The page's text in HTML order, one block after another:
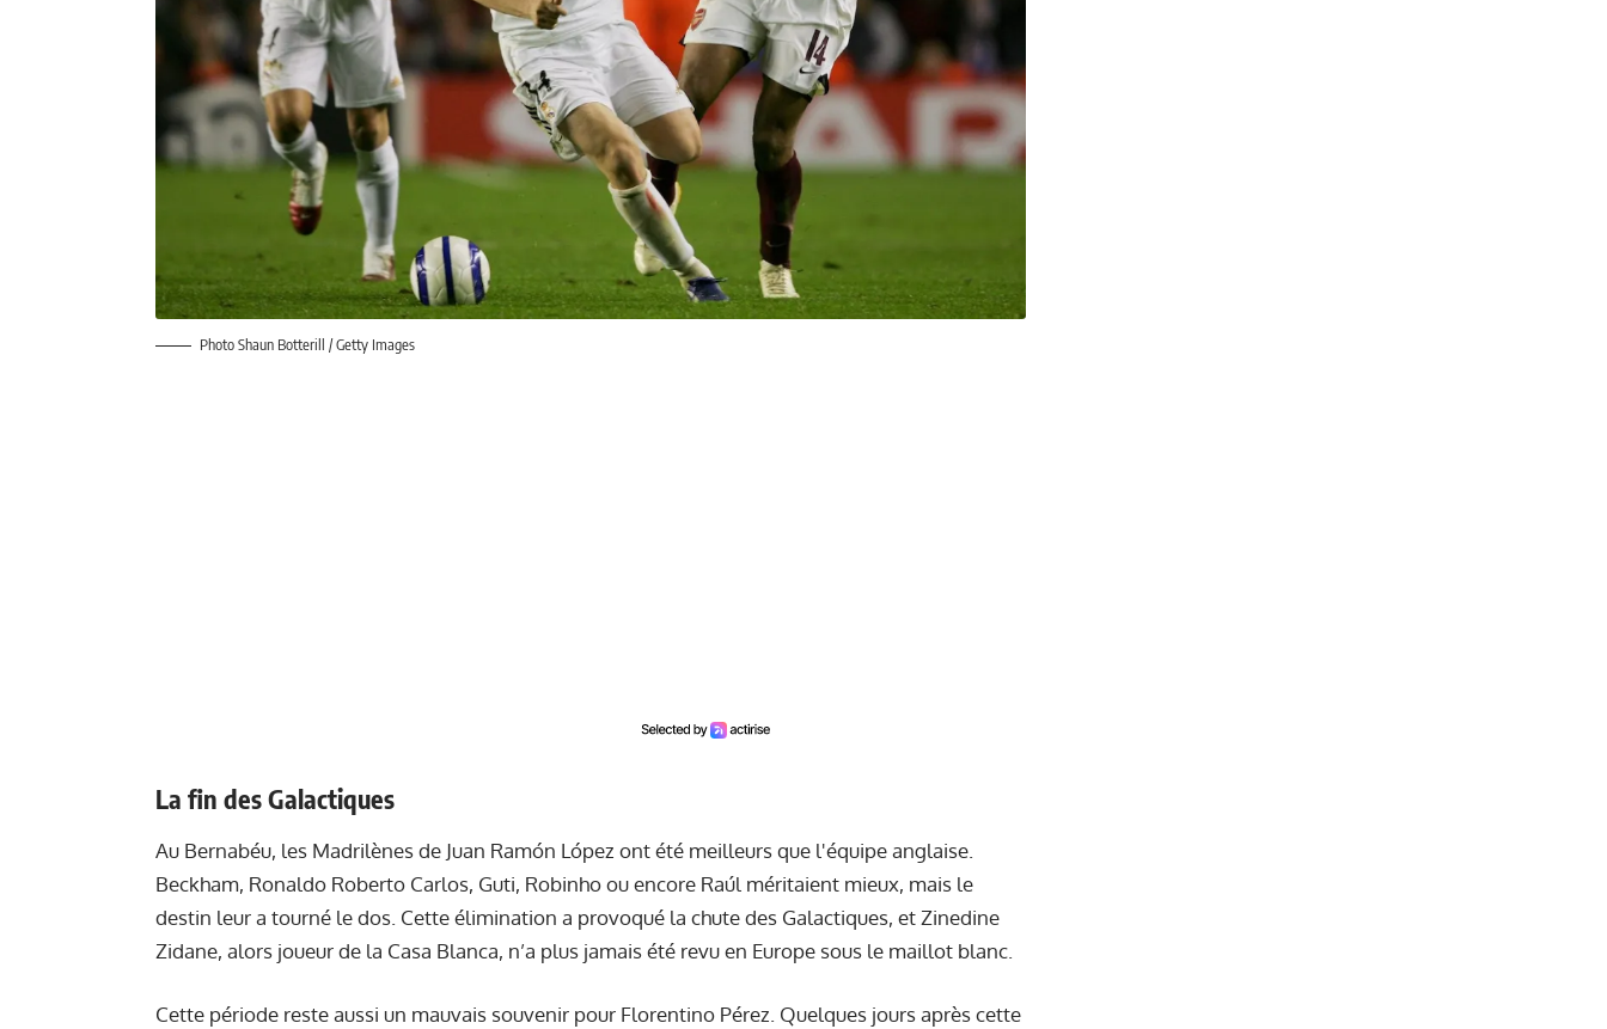
Photo Shaun Botterill / Getty Images
La fin des Galactiques
Au Bernabéu, les Madrilènes de Juan Ramón López ont été meilleurs que l'équipe anglaise.
Beckham, Ronaldo Roberto Carlos, Guti, Robinho ou encore Raúl méritaient mieux, mais le
destin leur a tourné le dos. Cette élimination a provoqué la chute des Galactiques, et Zinedine
Zidane, alors joueur de la Casa Blanca, n’a plus jamais été revu en Europe sous le maillot blanc.
Cette période reste aussi un mauvais souvenir pour Florentino Pérez. Quelques jours après cette